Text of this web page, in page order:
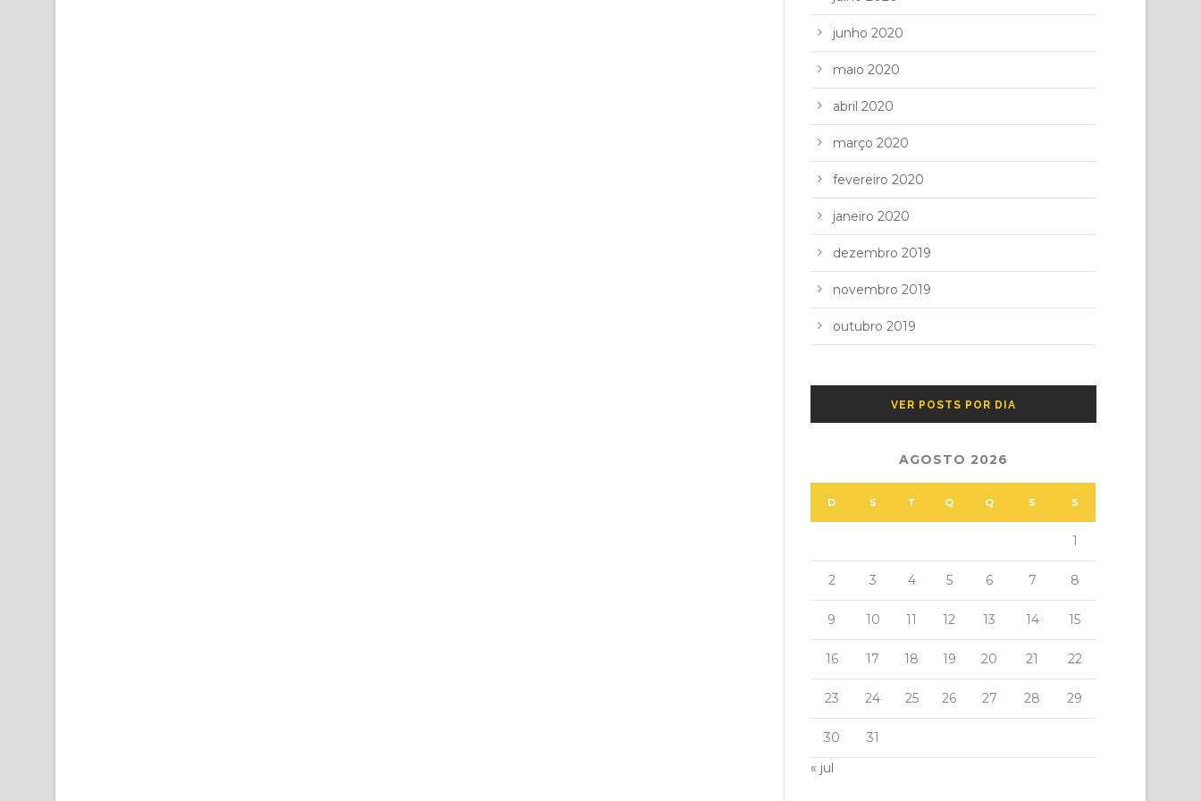
junho 2020
maio 2020
abril 2020
março 2020
fevereiro 2020
janeiro 2020
dezembro 2019
novembro 2019
outubro 2019
VER POSTS POR DIA
AGOSTO 2026
D S T Q Q S S
1
2 3 4 5 6 7 8
9 10 11 12 13 14 15
16 17 18 19 20 21 22
23 24 25 26 27 28 29
30
31
« jul